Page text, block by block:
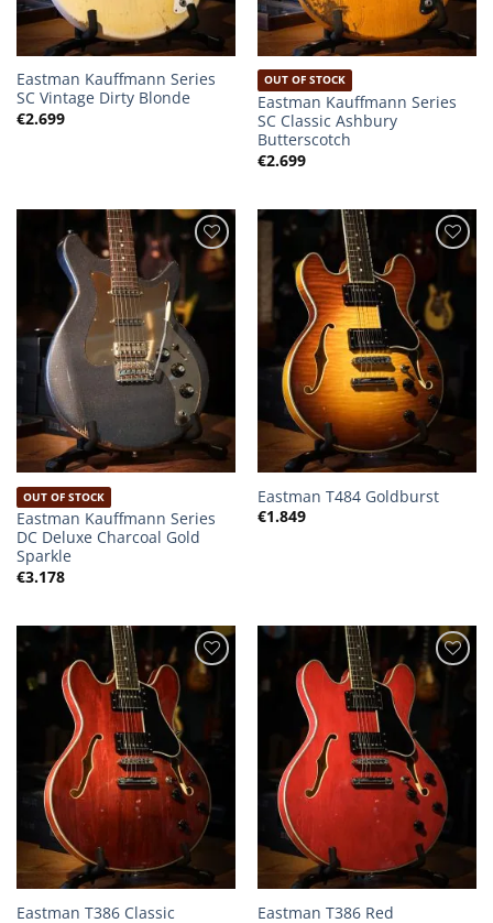
Eastman Kauffmann Series
SC Vintage Dirty Blonde
€2.699
OUT OF STOCK
Eastman Kauffmann Series
SC Classic Ashbury
Butterscotch
€2.699
OUT OF STOCK
Eastman Kauffmann Series
DC Deluxe Charcoal Gold
Sparkle
€3.178
Eastman T484 Goldburst
€1.849
Eastman T386 Classic
Eastman T386 Red